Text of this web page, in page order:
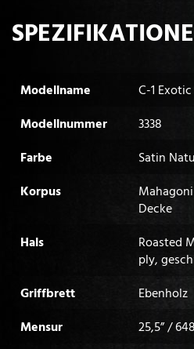
Modellname
C-1
Modellnummer
3338
Farbe
Satin
Korpus
Decke
Hals
Roasted
ply,
Griffbrett
Ebenholz
Mensur
25,5” /